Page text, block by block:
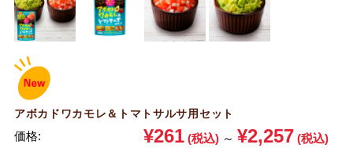
アボカドワカモレ＆トマトサルサ用セット
価格: ¥261 (税込) ～ ¥2,257 (税込)